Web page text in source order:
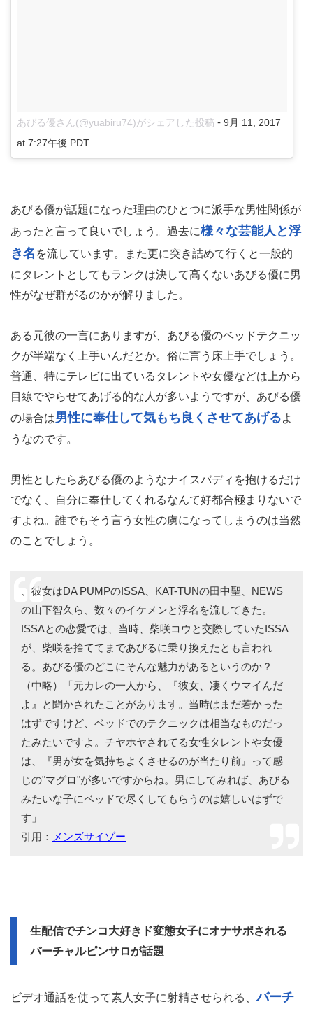
あびる優さん(@yuabiru74)がシェアした投稿 - 9月 11, 2017
at 7:27午後 PDT
あびる優が話題になった理由のひとつに派手な男性関係が
あったと言って良いでしょう。過去に様々な芸能人と浮
き名 を流しています。また更に突き詰めて行くと一般的
にタレントとしてもランクは決して高くないあびる優に男
性がなぜ群がるのかが解りました。
ある元彼の一言にありますが、あびる優のベッドテクニッ
クが半端なく上手いんだとか。俗に言う床上手でしょう。
普通、特にテレビに出ているタレントや女優などは上から
目線でやらせてあげる的な人が多いようですが、あびる優
の場合は男性に奉仕して気もち良くさせてあげるよ
うなのです。
男性としたらあびる優のようなナイスバディを抱けるだけ
でなく、自分に奉仕してくれるなんて好都合極まりないで
すよね。誰でもそう言う女性の虜になってしまうのは当然
のことでしょう。
、彼女はDA PUMPのISSA、KAT-TUNの田中聖、NEWS
の山下智久ら、数々のイケメンと浮名を流してきた。
ISSAとの恋愛では、当時、柴咲コウと交際していたISSA
が、柴咲を捨ててまであびるに乗り換えたとも言われ
る。あびる優のどこにそんな魅力があるというのか？
（中略）「元カレの一人から、『彼女、凄くウマイんだ
よ』と聞かされたことがあります。当時はまだ若かった
はずですけど、ベッドでのテクニックは相当なものだっ
たみたいですよ。チヤホヤされてる女性タレントや女優
は、『男が女を気持ちよくさせるのが当たり前』って感
じの"マグロ"が多いですからね。男にしてみれば、あびる
みたいな子にベッドで尽くしてもらうのは嬉しいはずで
す」
引用： メンズサイゾー
生配信でチンコ大好きド変態女子にオナサポされる
バーチャルピンサロが話題
ビデオ通話を使って素人女子に射精させられる、バーチ